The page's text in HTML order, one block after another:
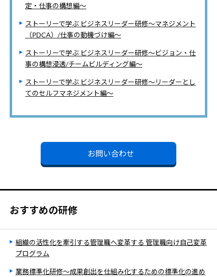
定・仕事の構想編～
ストーリーで学ぶ ビジネスリーダー研修～マネジメント
（PDCA）/仕事の動機づけ編～
ストーリーで学ぶ ビジネスリーダー研修～ビジョン・仕
事の構想浸透/チームビルディング編～
ストーリーで学ぶ ビジネスリーダー研修～リーダーとし
てのセルフマネジメント編～
お問い合わせ
おすすめの研修
組織の活性化を牽引する管理職へ変革する 管理職向け自己変革
プログラム
業務標準化研修～成果創出を仕組み化するための標準化の進め